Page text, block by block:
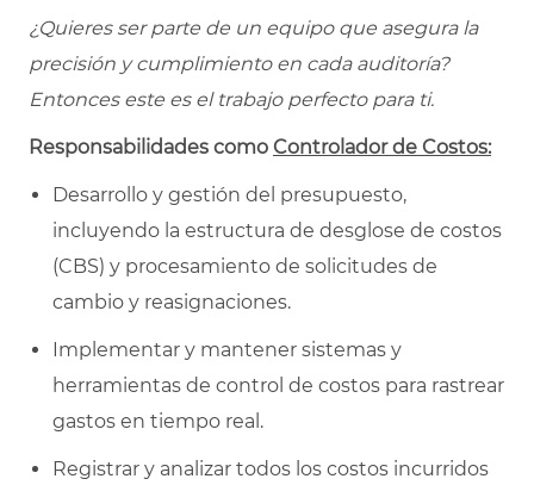
¿Quieres ser parte de un equipo que asegura la
precisión y cumplimiento en cada auditoría?
Entonces este es el trabajo perfecto para ti.
Responsabilidades como Controlador de Costos:
Desarrollo y gestión del presupuesto,
incluyendo la estructura de desglose de costos
(CBS) y procesamiento de solicitudes de
cambio y reasignaciones.
Implementar y mantener sistemas y
herramientas de control de costos para rastrear
gastos en tiempo real.
Registrar y analizar todos los costos incurridos